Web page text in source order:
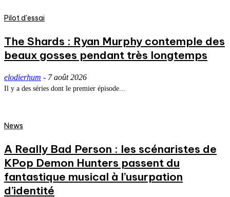
Pilot d'essai
The Shards : Ryan Murphy contemple des
beaux gosses pendant très longtemps
elodierhum - 7 août 2026
Il y a des séries dont le premier épisode...
News
A Really Bad Person : les scénaristes de
KPop Demon Hunters passent du
fantastique musical à l’usurpation
d’identité